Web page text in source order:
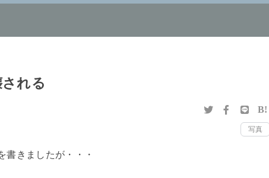
れる
B!
写真
書きましたが・・・